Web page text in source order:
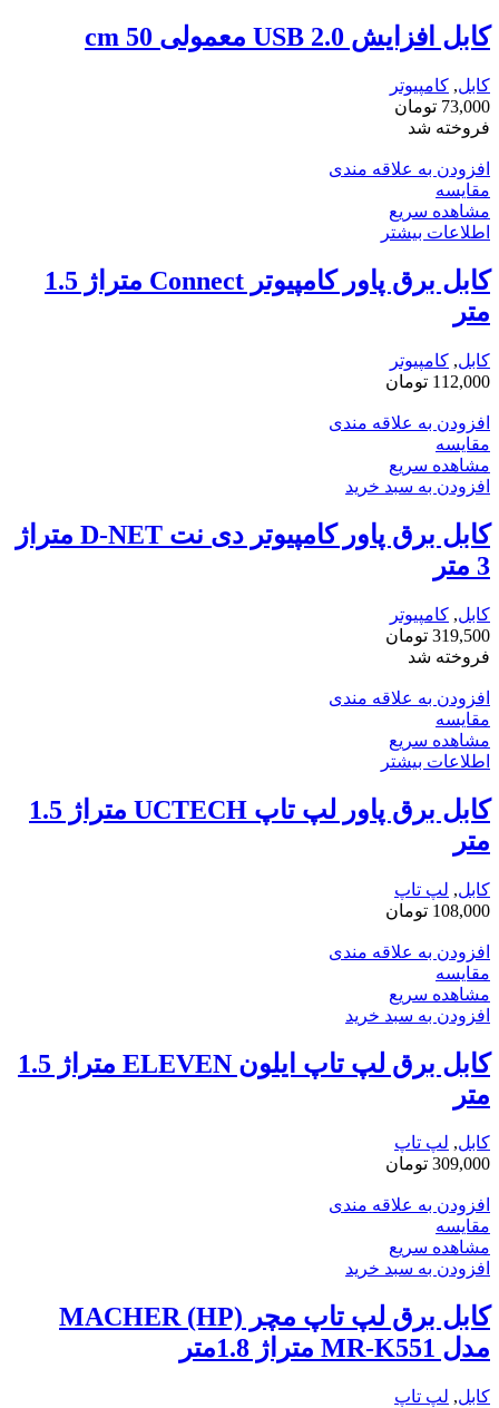
کابل افزایش USB 2.0 معمولی 50 cm
کابل, کامپیوتر
73,000 تومان
فروخته شد
افزودن به علاقه مندی
مقایسه
مشاهده سریع
اطلاعات بیشتر
کابل برق پاور کامپیوتر Connect متراژ 1.5
متر
کابل, کامپیوتر
112,000 تومان
افزودن به علاقه مندی
مقایسه
مشاهده سریع
افزودن به سبد خرید
کابل برق پاور کامپیوتر دی نت D-NET متراژ
3 متر
کابل, کامپیوتر
319,500 تومان
فروخته شد
افزودن به علاقه مندی
مقایسه
مشاهده سریع
اطلاعات بیشتر
کابل برق پاور لپ تاپ UCTECH متراژ 1.5
متر
کابل, لپ تاپ
108,000 تومان
افزودن به علاقه مندی
مقایسه
مشاهده سریع
افزودن به سبد خرید
کابل برق لپ تاپ ایلون ELEVEN متراژ 1.5
متر
کابل, لپ تاپ
309,000 تومان
افزودن به علاقه مندی
مقایسه
مشاهده سریع
افزودن به سبد خرید
کابل برق لپ تاپ مچر MACHER (HP)
مدل MR-K551 متراژ 1.8متر
کابل, لپ تاپ